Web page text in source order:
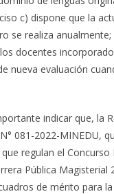
c) dispone que la
se realiza anualmente;
docentes
nueva evaluación
indicar que, la
081-2022-MINEDU,
regulan el Concurso
Pública Magisterial
de mérito para